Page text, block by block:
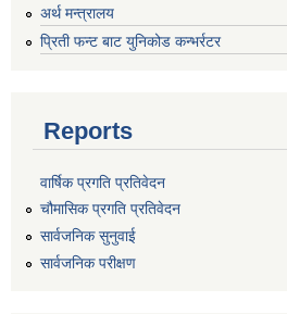
अर्थ मन्त्रालय
प्रिती फन्ट बाट युनिकोड कन्भर्रटर
Reports
वार्षिक प्रगति प्रतिवेदन
चौमासिक प्रगति प्रतिवेदन
सार्वजनिक सुनुवाई
सार्वजनिक परीक्षण